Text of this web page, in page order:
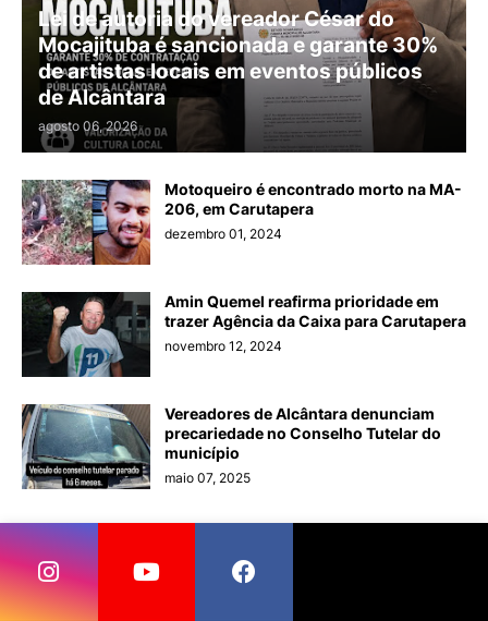
Lei de autoria do vereador César do
Mocajituba é sancionada e garante 30%
de artistas locais em eventos públicos
de Alcântara
agosto 06, 2026
Motoqueiro é encontrado morto na MA-
206, em Carutapera
dezembro 01, 2024
Amin Quemel reafirma prioridade em
trazer Agência da Caixa para Carutapera
novembro 12, 2024
Vereadores de Alcântara denunciam
precariedade no Conselho Tutelar do
município
maio 07, 2025